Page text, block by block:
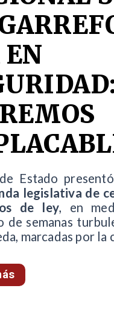
Estado
legislativa de
de ley, en
de semanas
marcadas por la